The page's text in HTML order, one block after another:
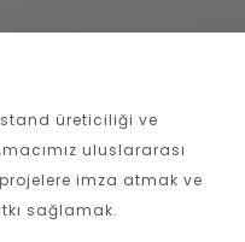
üreticiliği ve
uluslararası
imza atmak ve
sağlamak.